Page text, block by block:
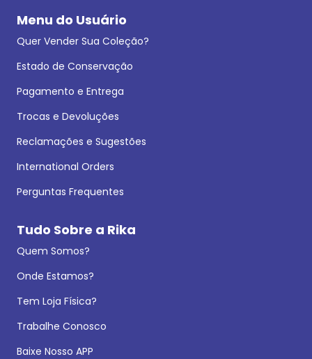
Menu do Usuário
Quer Vender Sua Coleção?
Estado de Conservação
Pagamento e Entrega
Trocas e Devoluções
Reclamações e Sugestões
International Orders
Perguntas Frequentes
Tudo Sobre a Rika
Quem Somos?
Onde Estamos?
Tem Loja Física?
Trabalhe Conosco
Baixe Nosso APP